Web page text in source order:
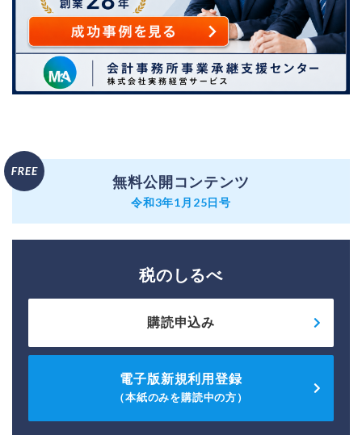
無料公開コンテンツ
令和3年1月25日号
税のしるべ
購読申込み
電子版新規利用登録
（本紙のみを購読中の方）